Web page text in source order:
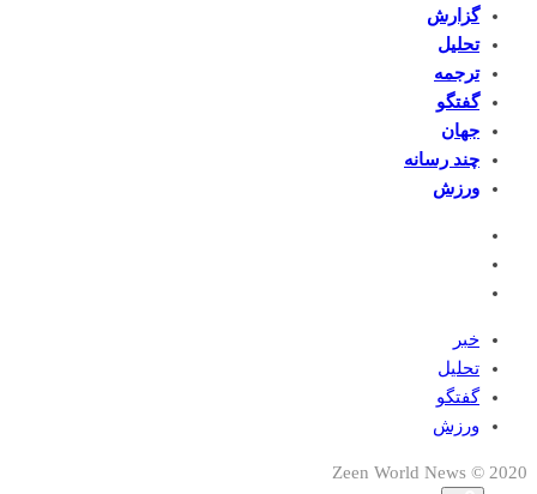
گزارش
تحلیل
ترجمه
گفتگو
جهان
چند رسانه
ورزش
خبر
تحلیل
گفتگو
ورزش
2020 © Zeen World News